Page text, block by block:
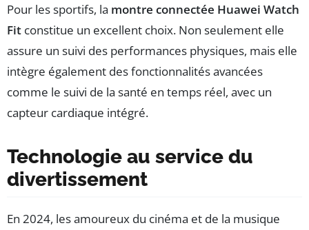
Pour les sportifs, la montre connectée Huawei Watch
Fit constitue un excellent choix. Non seulement elle
assure un suivi des performances physiques, mais elle
intègre également des fonctionnalités avancées
comme le suivi de la santé en temps réel, avec un
capteur cardiaque intégré.
Technologie au service du
divertissement
En 2024, les amoureux du cinéma et de la musique